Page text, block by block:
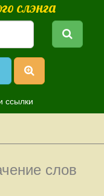
слэнга
ссылки
слов